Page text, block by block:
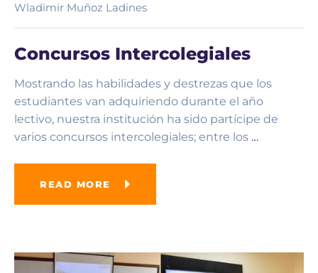
Wladimir Muñoz Ladines
Concursos Intercolegiales
Mostrando las habilidades y destrezas que los
estudiantes van adquiriendo durante el año
lectivo, nuestra institución ha sido partícipe de
varios concursos intercolegiales; entre los …
READ MORE